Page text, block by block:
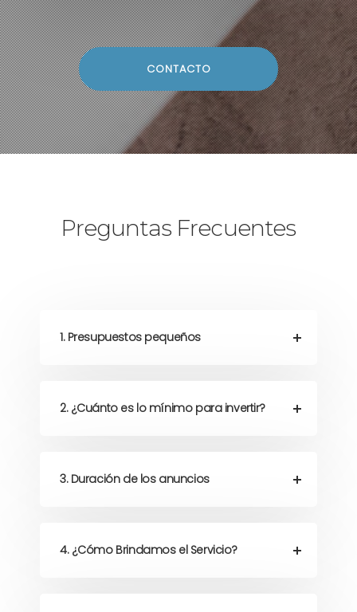
CONTACTO
Preguntas Frecuentes
1. Presupuestos pequeños
2. ¿Cuánto es lo mínimo para invertir?
3. Duración de los anuncios
4. ¿Cómo Brindamos el Servicio?